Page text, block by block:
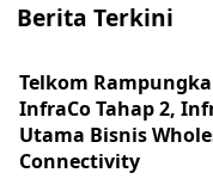
Berita Terkini
Telkom
InfraCo Tahap 2,
Utama Bisnis
Connectivity